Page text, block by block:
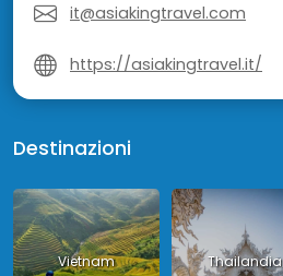
it@asiakingtravel.com
https://asiakingtravel.it/
Destinazioni
Vietnam Thailandia